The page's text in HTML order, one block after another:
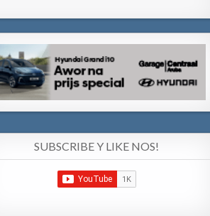
SUBSCRIBE Y LIKE NOS!